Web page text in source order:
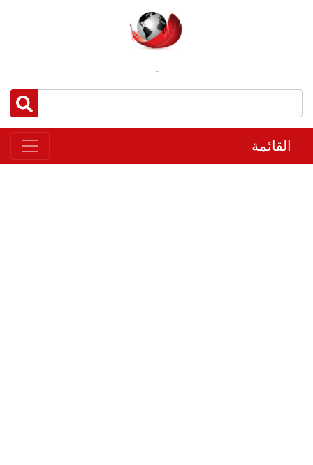
-
القائمة